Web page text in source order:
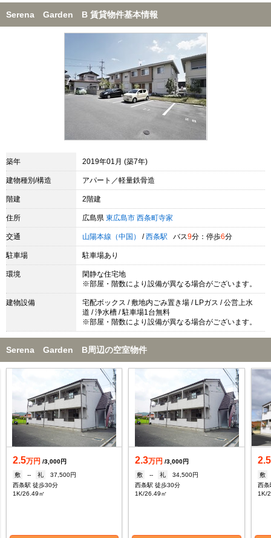
Serena Garden B 賃貸物件基本情報
築年 2019年01月 (築7年)
建物種別/構造 アパート／軽量鉄骨造
階建 2階建
住所 広島県 東広島市 西条町寺家
交通 山陽本線（中国） / 西条駅 バス9分：停歩6分
駐車場 駐車場あり
環境
閑静な住宅地
※部屋・階数により設備が異なる場合がございます。
建物設備
宅配ボックス / 敷地内ごみ置き場 / LPガス / 公営上水
道 / 浄水槽 / 駐車場1台無料
※部屋・階数により設備が異なる場合がございます。
Serena Garden B周辺の空室物件
2.5万円 /3,000円
敷
-- 礼
37,500円
西条駅 徒歩30分
1K/26.49㎡
2.3万円 /3,000円
敷
-- 礼
34,500円
西条駅 徒歩30分
1K/26.49㎡
2.5
敷
西
1K/